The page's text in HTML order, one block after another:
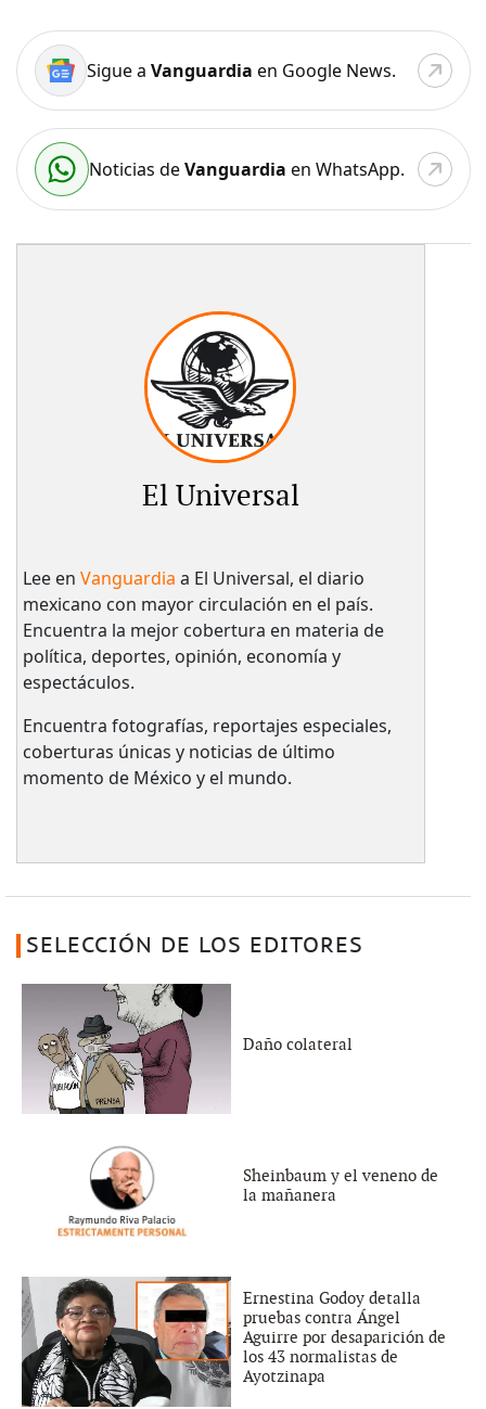
Sigue a Vanguardia en Google News.
Noticias deVanguardia en WhatsApp.
El Universal
Lee en Vanguardia a El Universal, el diario
mexicano con mayor circulación en el país.​
Encuentra la mejor cobertura en materia de
política, deportes, opinión, economía y
espectáculos.
Encuentra fotografías, reportajes especiales,
coberturas únicas y noticias de último
momento de México y el mundo.
SELECCIÓN DE LOS EDITORES
Daño colateral
Sheinbaum y el veneno de
la mañanera
Ernestina Godoy detalla
pruebas contra Ángel
Aguirre por desaparición de
los 43 normalistas de
Ayotzinapa